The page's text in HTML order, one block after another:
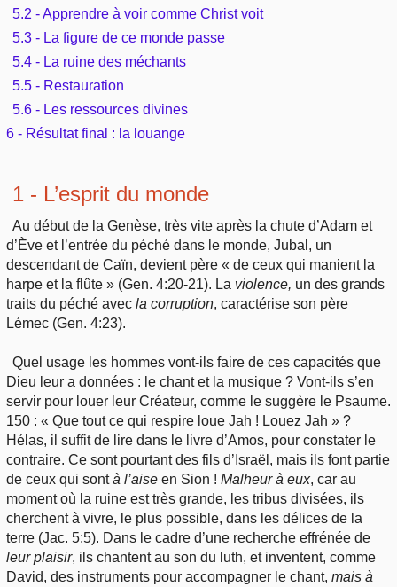
L'Église, l'Assemblée
Prophétie
Mariage, famille
Sujets de A à Z
COURS Bibliques - GUIDES de lecture
Pour débuter
Auteurs de A à Z
Rechercher dans la Bible
Études et commentaires par passage
Autres FAQ
5.2 - Apprendre à voir comme Christ voit
5.3 - La figure de ce monde passe
5.4 - La ruine des méchants
5.5 - Restauration
5.6 - Les ressources divines
6 - Résultat final : la louange
1 - L’esprit du monde
Au début de la Genèse, très vite après la chute d’Adam et
d’Ève et l’entrée du péché dans le monde, Jubal, un
descendant de Caïn, devient père « de ceux qui manient la
harpe et la flûte » (Gen. 4:20-21). La violence, un des grands
traits du péché avec la corruption, caractérise son père
Lémec (Gen. 4:23).
Quel usage les hommes vont-ils faire de ces capacités que
Dieu leur a données : le chant et la musique ? Vont-ils s’en
servir pour louer leur Créateur, comme le suggère le Psaume.
150 : « Que tout ce qui respire loue Jah ! Louez Jah » ?
Hélas, il suffit de lire dans le livre d’Amos, pour constater le
contraire. Ce sont pourtant des fils d’Israël, mais ils font partie
de ceux qui sontà l’aise en Sion ! Malheurà eux, car au
moment où la ruine est très grande, les tribus divisées, ils
cherchent à vivre, le plus possible, dans les délices de la
terre (Jac. 5:5). Dans le cadre d’une recherche effrénée de
leurplaisir, ils chantent au son du luth, et inventent, comme
David, des instruments pour accompagner le chant, mais à